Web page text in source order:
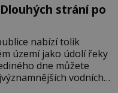
strání po
nabízí tolik
území jako údolí řeky
dne můžete
vodních